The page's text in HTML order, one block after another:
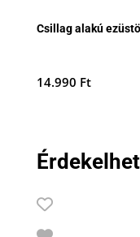
Csillag alakú
14.990 Ft